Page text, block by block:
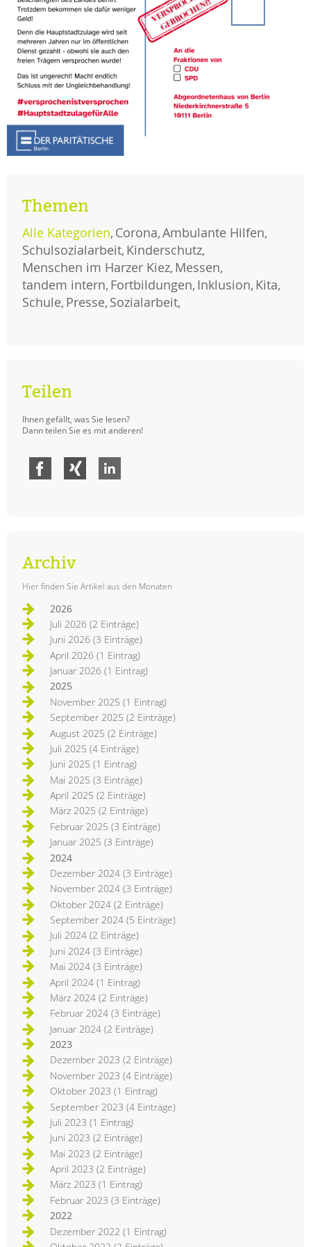
Themen
Alle Kategorien Corona Ambulante Hilfen
Schulsozialarbeit Kinderschutz
Menschen im Harzer Kiez Messen
tandem intern Fortbildungen Inklusion Kita
Schule Presse Sozialarbeit
Teilen
Ihnen gefällt, was Sie lesen?
Dann teilen Sie es mit anderen!
Facebook
Archiv
Hier finden Sie Artikel aus den Monaten
2026
Juli 2026 (2 Einträge)
Juni 2026 (3 Einträge)
April 2026 (1 Eintrag)
Januar 2026 (1 Eintrag)
2025
November 2025 (1 Eintrag)
September 2025 (2 Einträge)
August 2025 (2 Einträge)
Juli 2025 (4 Einträge)
Juni 2025 (1 Eintrag)
Mai 2025 (3 Einträge)
April 2025 (2 Einträge)
März 2025 (2 Einträge)
Februar 2025 (3 Einträge)
Januar 2025 (3 Einträge)
2024
Dezember 2024 (3 Einträge)
November 2024 (3 Einträge)
Oktober 2024 (2 Einträge)
September 2024 (5 Einträge)
Juli 2024 (2 Einträge)
Juni 2024 (3 Einträge)
Mai 2024 (3 Einträge)
April 2024 (1 Eintrag)
März 2024 (2 Einträge)
Februar 2024 (3 Einträge)
Januar 2024 (2 Einträge)
2023
Dezember 2023 (2 Einträge)
November 2023 (4 Einträge)
Oktober 2023 (1 Eintrag)
September 2023 (4 Einträge)
Juli 2023 (1 Eintrag)
Juni 2023 (2 Einträge)
Mai 2023 (2 Einträge)
April 2023 (2 Einträge)
März 2023 (1 Eintrag)
Februar 2023 (3 Einträge)
2022
Dezember 2022 (1 Eintrag)